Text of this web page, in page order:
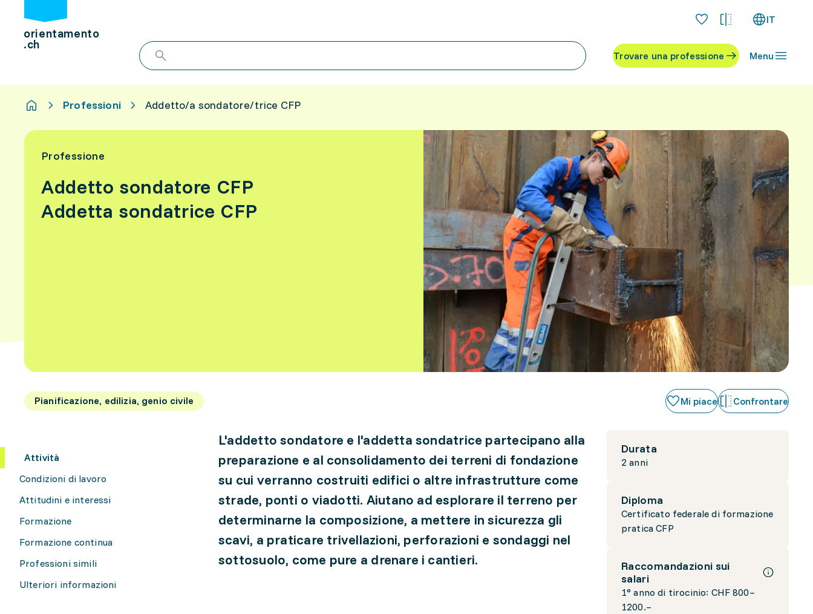
orientamento
.ch
IT
Trovare una professione Menu
Professioni Addetto/a sondatore/trice CFP
Professione
Addetto sondatore CFP
Addetta sondatrice CFP
Pianificazione, edilizia, genio civile Mi piace Confrontare
Attività
Condizioni di lavoro
Attitudini e interessi
Formazione
Formazione continua
Professioni simili
Ulteriori informazioni
Durata
2 anni
Diploma
Certificato federale di formazione
pratica CFP
Raccomandazioni sui
salari
1° anno di tirocinio: CHF 800–
1200.–
L'addetto sondatore e l'addetta sondatrice partecipano alla
preparazione e al consolidamento dei terreni di fondazione
su cui verranno costruiti edifici o altre infrastrutture come
strade, ponti o viadotti. Aiutano ad esplorare il terreno per
determinarne la composizione, a mettere in sicurezza gli
scavi, a praticare trivellazioni, perforazioni e sondaggi nel
sottosuolo, come pure a drenare i cantieri.